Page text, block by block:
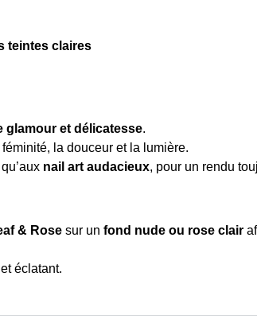
teintes claires
glamour et délicatesse.
la douceur et la lumière.
qu’aux nail art audacieux, pour un rendu
& Rose sur un fond nude ou rose clair
éclatant.